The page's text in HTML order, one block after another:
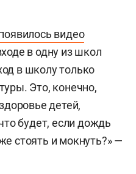
видео
в одну из школ
в школу только
Это, конечно,
детей,
будет, если дождь
стоять и мокнуть?» —